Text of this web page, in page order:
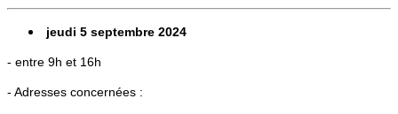
jeudi 5 septembre 2024
- entre 9h et 16h
- Adresses concernées :